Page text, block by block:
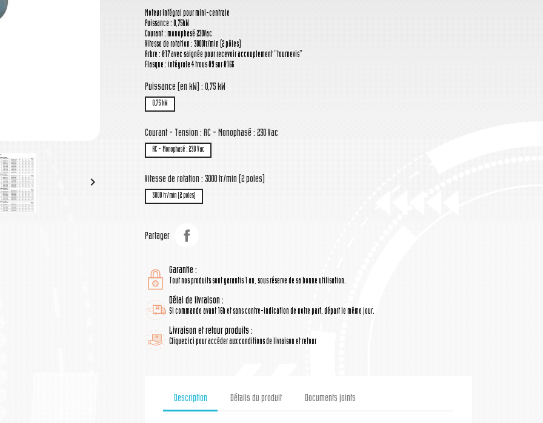

Moteur intégral pour mini-centrale
Puissance : 0,75kW
Courant : monophasé 230Vac
Vitesse de rotation : 3000tr/min (2 pôles)
Arbre : Ø17 avec saignée pour recevoir accouplement "tournevis"
Flasque : intégrale 4 trous Ø9 sur Ø166
Puissance (en kW) : 0,75 kW
0,75 kW
Courant - Tension : AC - Monophasé : 230 Vac
AC - Monophasé : 230 Vac
Vitesse de rotation : 3000 tr/min (2 poles)
3000 tr/min (2 poles)
Partager
Garantie :
Tout nos produits sont garantis 1 an, sous réserve de sa bonne utilisation.
Délai de livraison :
Si commande avant 16h et sans contre-indication de notre part, départ le même jour.
Livraison et retour produits :
Cliquez ici pour accéder aux conditions de livraison et retour
Description Détails du produit Documents joints